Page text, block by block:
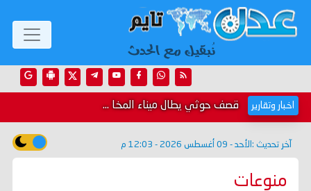
اخبار وتقارير قصف حوثي يطال ميناء المخا ...
آخر تحديث : الأحد - 09 أغسطس 2026 - 12:03 م
منوعات